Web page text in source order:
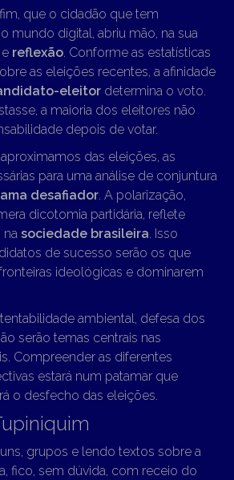
que o cidadão que tem
mundo digital, abriu mão, na sua
reflexão. Conforme as estatísticas
as eleições recentes, a afinidade
eleitor determina o voto.
a maioria dos eleitores não
depois de votar.
das eleições, as
para uma análise de conjuntura
desafiador. A polarização,
dicotomia partidária, reflete
na sociedade brasileira. Isso
de sucesso serão os que
ideológicas e dominarem
ambiental, defesa dos
serão temas centrais nas
Compreender as diferentes
estará num patamar que
o desfecho das eleições.
grupos e lendo textos sobre a
fico, sem dúvida, com receio do